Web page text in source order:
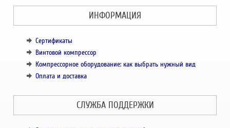
ИНФОРМАЦИЯ
Сертификаты
Винтовой компрессор
Компрессорное оборудование: как выбрать нужный вид
Оплата и доставка
СЛУЖБА ПОДДЕРЖКИ